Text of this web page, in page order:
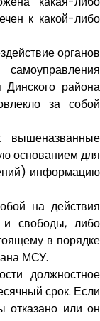
к какой-либо
органов
Динского района
за собой
вышеназванные
основанием для
информацию
на действия
свободы, либо
в порядке
МСУ.
должностное
срок. Если
отказано или он